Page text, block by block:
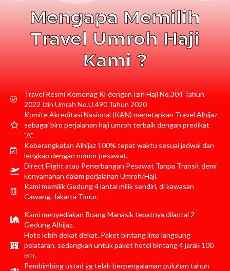
Mengapa Memilih
Travel Umroh Haji
Kami ?
Travel Resmi Kemenag RI dengan Izin Haji No.304 Tahun
2022 Izin Umrah No.U.490 Tahun 2020
Komite Akreditasi Nasional (KAN) menetapkan Travel Alhijaz
sebagai biro perjalanan haji umroh terbaik dengan predikat
"A".
Keberangkatan Alhijaz 100% tepat waktu sesuai jadwal dan
lengkap dengan nomor pesawat.
Direct Flight atau Penerbangan Pesawat Tanpa Transit demi
kenyamanan dalam perjalanan Umroh/Haji.
Kami memilik Gedung 4 lantai milik sendiri, di kawasan
Cawang, Jakarta Timur.
Kami menyediakan Ruang Manasik tepatnya dilantai 2
Gedung Alhijaz.
Hote lebih dekat dekat. Paket bintang lima langsung
pelataran, sedangkan untuk paket hotel bintang 4 jarak 100
mtr.
Pembimbing ustad yg telah berpengalaman puluhan tahun